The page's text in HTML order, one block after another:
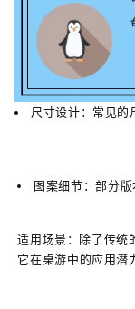
尺寸设计：常见的
图案细节：部分
适用场景：除了传统
它在桌游中的应用潜